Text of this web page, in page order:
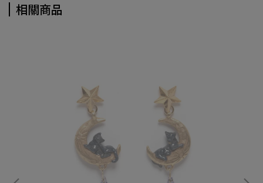
相關商品